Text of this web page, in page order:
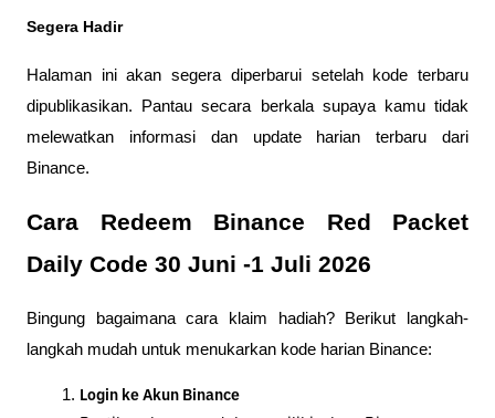
Segera Hadir
Halaman ini akan segera diperbarui setelah kode terbaru
dipublikasikan. Pantau secara berkala supaya kamu tidak
melewatkan informasi dan update harian terbaru dari
Binance.
Cara Redeem Binance Red Packet
Daily Code 30 Juni -1 Juli 2026
Bingung bagaimana cara klaim hadiah? Berikut langkah-
langkah mudah untuk menukarkan kode harian Binance:
Login ke Akun Binance